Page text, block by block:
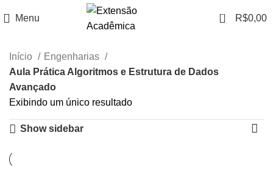
Menu 0 R$0,00
Início
Engenharias
Aula Prática Algoritmos e Estrutura de Dados
Avançado
Exibindo um único resultado
Show sidebar